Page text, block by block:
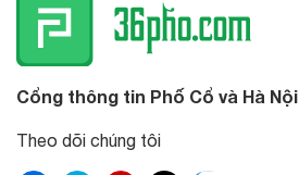
Cổng thông tin Phố Cổ và Hà Nội
Theo dõi chúng tôi